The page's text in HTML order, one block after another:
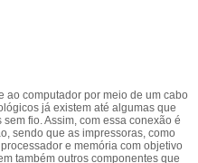
ao computador por meio de um cabo
já existem até algumas que
fio. Assim, com essa conexão é
sendo que as impressoras, como
e memória com objetivo
também outros componentes que